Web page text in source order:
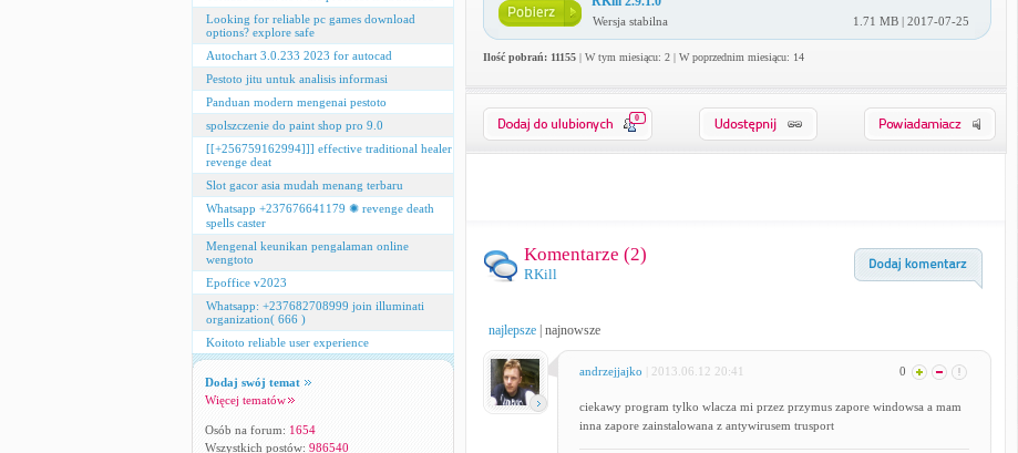
Looking for reliable pc games download
options? explore safe
Autochart 3.0.233 2023 for autocad
Pestoto jitu untuk analisis informasi
Panduan modern mengenai pestoto
spolszczenie do paint shop pro 9.0
[[+256759162994]]] effective traditional healer
revenge deat
Slot gacor asia mudah menang terbaru
Whatsapp +237676641179 ✺ revenge death
spells caster
Mengenal keunikan pengalaman online
wengtoto
Epoffice v2023
Whatsapp: +237682708999 join illuminati
organization( 666 )
Koitoto reliable user experience
Dodaj swój temat
Więcej tematów
Osób na forum: 1654
Wszystkich postów: 986540
Wersja stabilna 1.71 MB | 2017-07-25
Ilość pobrań: 11155| W tym miesiącu: 2 | W poprzednim miesiącu: 14
0
Komentarze (2)
RKill
najlepsze| najnowsze
andrzejjajko | 2013.06.12 20:41 0
ciekawy program tylko wlacza mi przez przymus zapore windowsa a mam
inna zapore zainstalowana z antywirusem trusport